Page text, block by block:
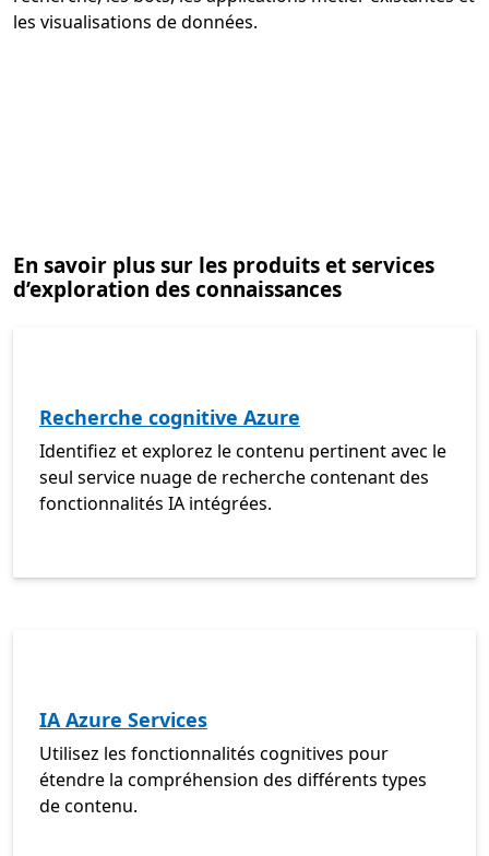
les visualisations de données.
En savoir plus sur les produits et services
d’exploration des connaissances
Recherche cognitive Azure
Identifiez et explorez le contenu pertinent avec le
seul service nuage de recherche contenant des
fonctionnalités IA intégrées.
IA Azure Services
Utilisez les fonctionnalités cognitives pour
étendre la compréhension des différents types
de contenu.